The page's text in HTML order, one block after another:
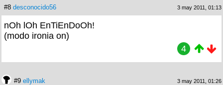
#8 desconocido56 3 may 2011, 01:13
nOh lOh EnTiEnDoOh!
(modo ironia on)
4
#9 ellymak 3 may 2011, 01:26